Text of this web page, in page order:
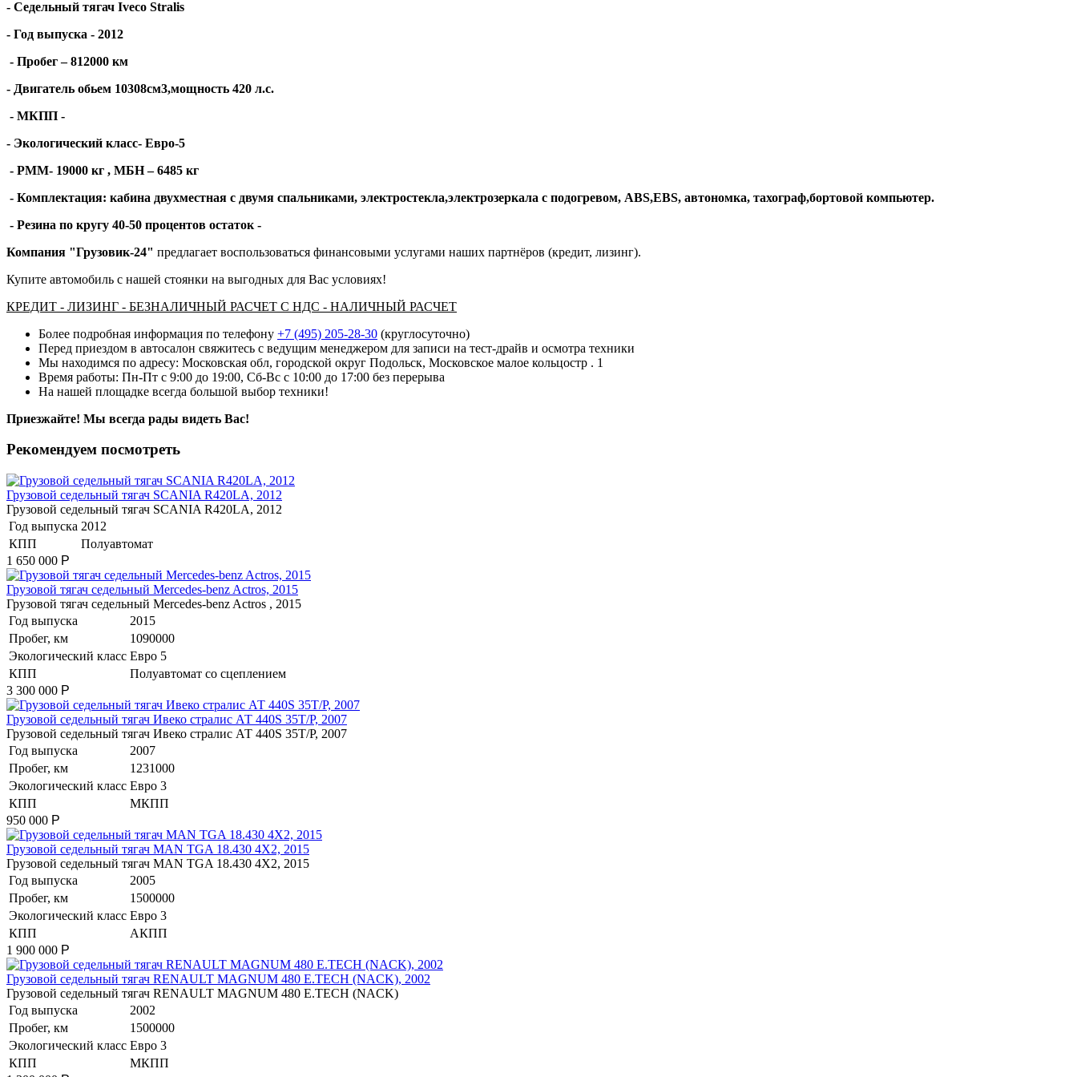
- Седельный тягач Iveco Stralis
- Год выпуска - 2012
- Пробег – 812000 км
- Двигатель обьем 10308см3,мощность 420 л.с.
- МКПП -
- Экологический класс- Евро-5
- РММ- 19000 кг , МБН – 6485 кг
- Комплектация: кабина двухместная с двумя спальниками, электростекла,электрозеркала с подогревом, ABS,EBS, автономка, тахограф,бортовой компьютер.
- Резина по кругу 40-50 процентов остаток -
Компания "Грузовик-24" предлагает воспользоваться финансовыми услугами наших партнёров (кредит, лизинг).
Купите автомобиль с нашей стоянки на выгодных для Вас условиях!
КРЕДИТ - ЛИЗИНГ - БЕЗНАЛИЧНЫЙ РАСЧЕТ С НДС - НАЛИЧНЫЙ РАСЧЕТ
Более подробная информация по телефону +7 (495) 205-28-30 (круглосуточно)
Перед приездом в автосалон свяжитесь с ведущим менеджером для записи на тест-драйв и осмотра техники
Мы находимся по адресу: Московская обл, городской округ Подольск, Московское малое кольцостр . 1
Время работы: Пн-Пт с 9:00 до 19:00, Сб-Вс с 10:00 до 17:00 без перерыва
На нашей площадке всегда большой выбор техники!
Приезжайте! Мы всегда рады видеть Вас!
Рекомендуем посмотреть
Грузовой седельный тягач SCANIA R420LA, 2012
Грузовой седельный тягач SCANIA R420LA, 2012
Год выпуска 2012
КПП
Полуавтомат
1 650 000 Р
Грузовой тягач седельный Mercedes-benz Actros, 2015
Грузовой тягач седельный Mercedes-benz Actros , 2015
Год выпуска
2015
Пробег, км
1090000
Экологический класс Евро 5
КПП
Полуавтомат со сцеплением
3 300 000 Р
Грузовой седельный тягач Ивеко стралис АТ 440S 35T/P, 2007
Грузовой седельный тягач Ивеко стралис АТ 440S 35T/P, 2007
Год выпуска
2007
Пробег, км
1231000
Экологический класс Евро 3
КПП
МКПП
950 000 Р
​Грузовой седельный тягач MAN TGA 18.430 4X2, 2015
​Грузовой седельный тягач MAN TGA 18.430 4X2, 2015
Год выпуска
2005
Пробег, км
1500000
Экологический класс Евро 3
КПП
АКПП
1 900 000 Р
​Грузовой седельный тягач RENAULT MAGNUM 480 E.TECH (NACK), 2002
​Грузовой седельный тягач RENAULT MAGNUM 480 E.TECH (NACK)
Год выпуска
2002
Пробег, км
1500000
Экологический класс Евро 3
КПП
МКПП